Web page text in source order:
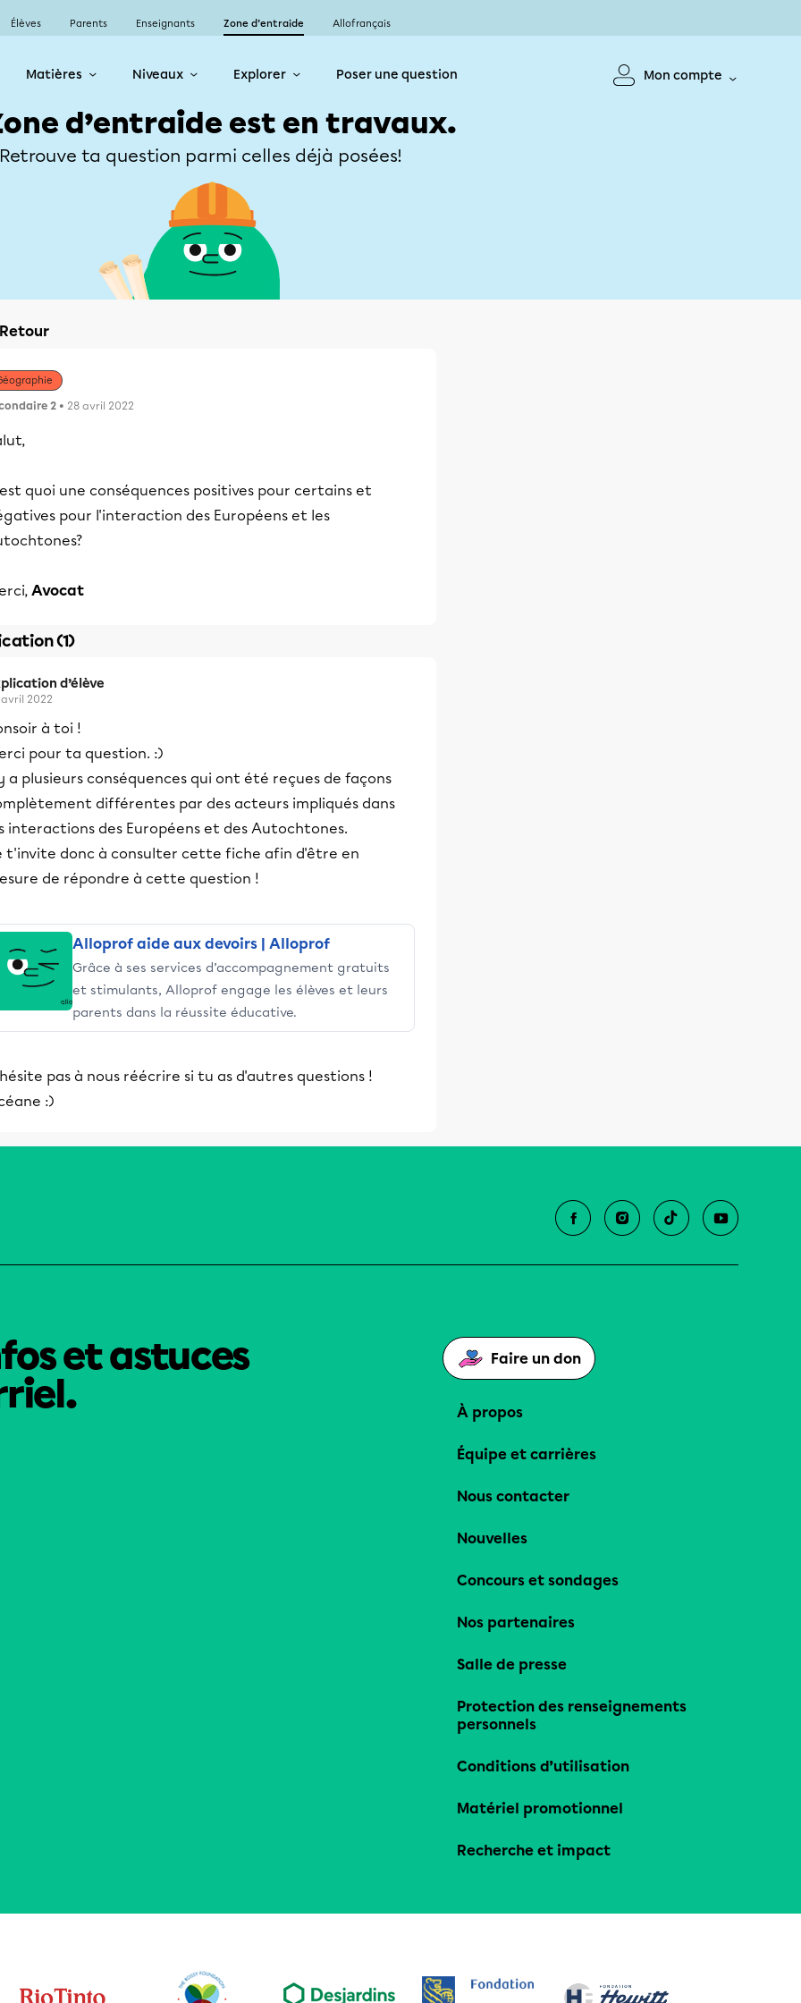
Élèves Parents Enseignants Zone d’entraide Allofrançais
Matières Niveaux Explorer Poser une question Mon compte
d’entraide est en travaux.
Retrouve ta question parmi celles déjà posées!
Retour
2 • 28 avril 2022
quoi une conséquences positives pour certains et
pour l'interaction des Européens et les
Avocat
(1)
d’élève
avril 2022
à toi !
pour ta question. :)
a plusieurs conséquences qui ont été reçues de façons
différentes par des acteurs impliqués dans
interactions des Européens et des Autochtones.
t'invite donc à consulter cette fiche afin d'être en
de répondre à cette question !
Alloprof aide aux devoirs | Alloprof
Grâce à ses services d’accompagnement gratuits
et stimulants, Alloprof engage les élèves et leurs
parents dans la réussite éducative.
pas à nous réécrire si tu as d'autres questions !
:)
et astuces
Faire un don
À propos
Équipe et carrières
Nous contacter
Nouvelles
Concours et sondages
Nos partenaires
Salle de presse
Protection des renseignements
personnels
Conditions d’utilisation
Matériel promotionnel
Recherche et impact